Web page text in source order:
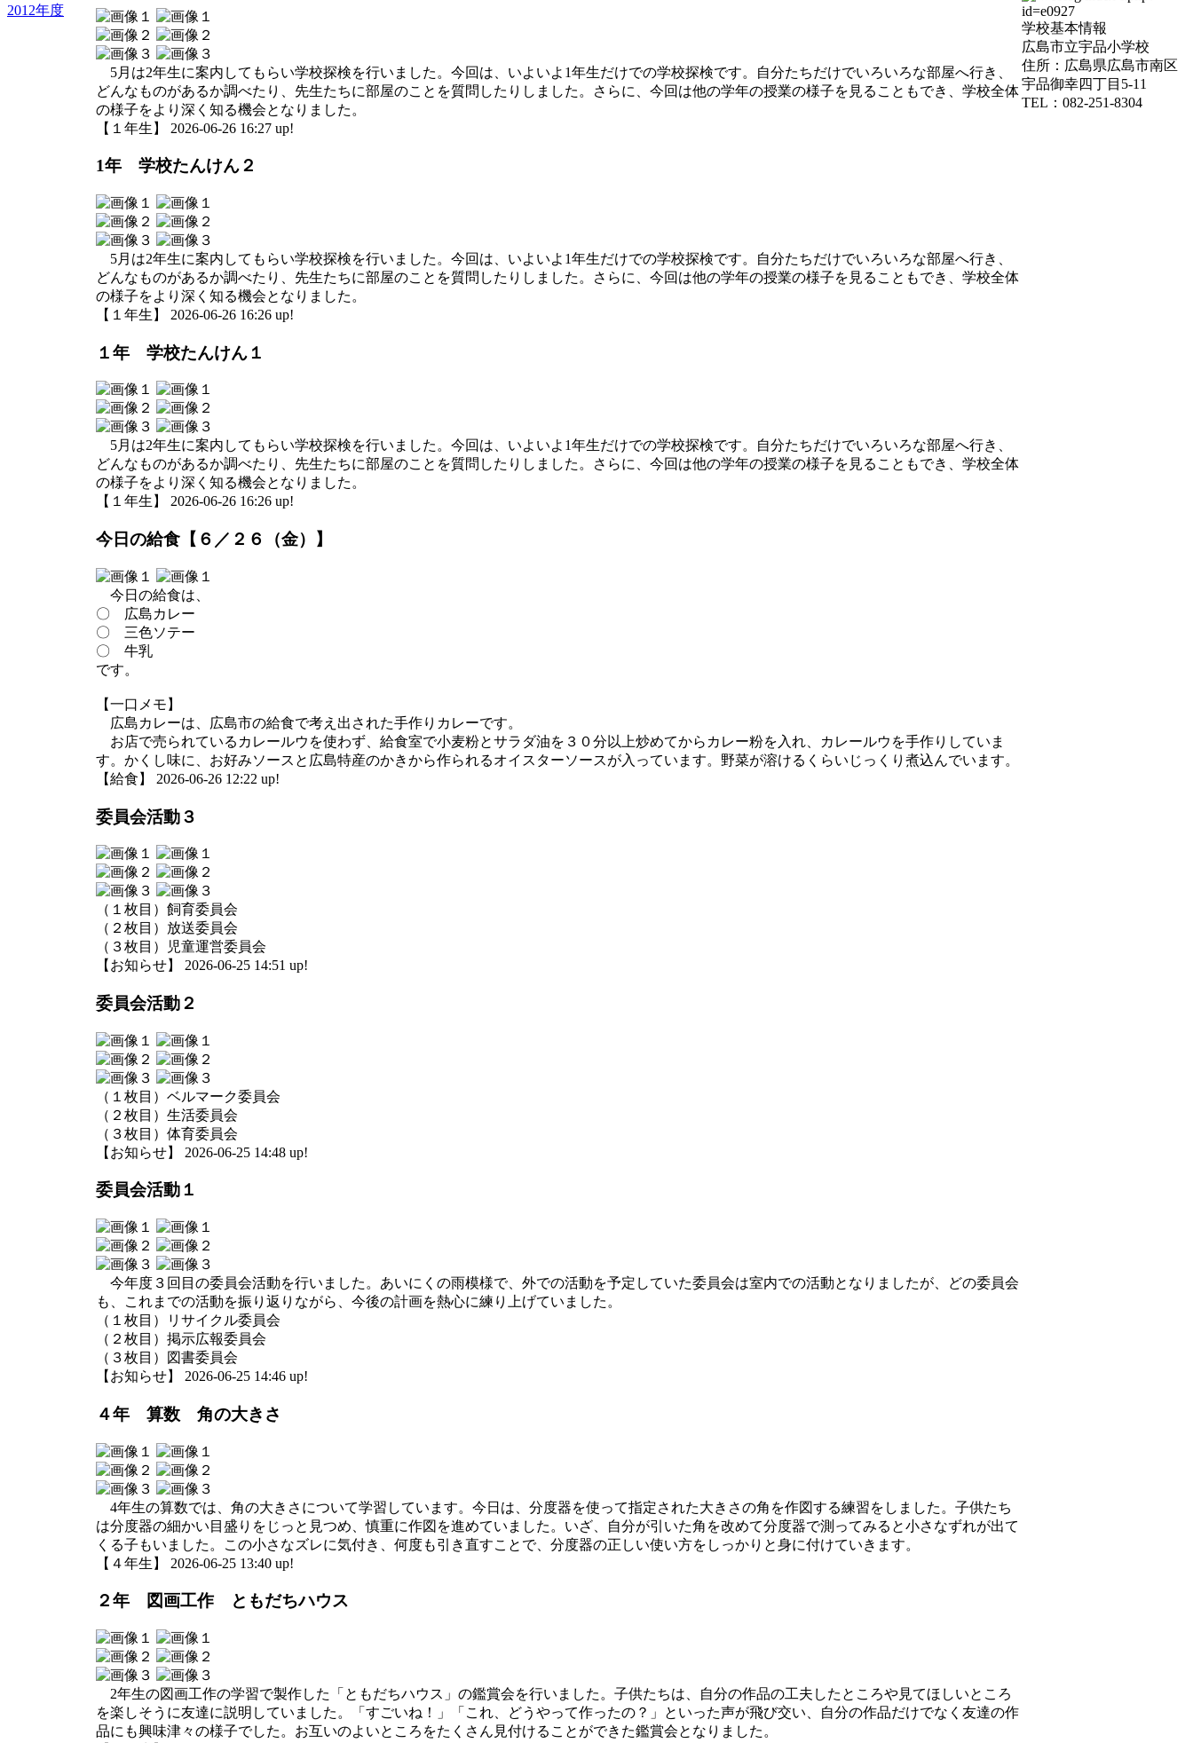
2012年度
5月は2年生に案内してもらい学校探検を行いました。今回は、いよいよ1年生だけでの学校探検です。自分たちだけでいろいろな部屋へ行き、
どんなものがあるか調べたり、先生たちに部屋のことを質問したりしました。さらに、今回は他の学年の授業の様子を見ることもでき、学校全体
の様子をより深く知る機会となりました。
【１年生】 2026-06-26 16:27 up!
1年 学校たんけん２
5月は2年生に案内してもらい学校探検を行いました。今回は、いよいよ1年生だけでの学校探検です。自分たちだけでいろいろな部屋へ行き、
どんなものがあるか調べたり、先生たちに部屋のことを質問したりしました。さらに、今回は他の学年の授業の様子を見ることもでき、学校全体
の様子をより深く知る機会となりました。
【１年生】 2026-06-26 16:26 up!
１年 学校たんけん１
5月は2年生に案内してもらい学校探検を行いました。今回は、いよいよ1年生だけでの学校探検です。自分たちだけでいろいろな部屋へ行き、
どんなものがあるか調べたり、先生たちに部屋のことを質問したりしました。さらに、今回は他の学年の授業の様子を見ることもでき、学校全体
の様子をより深く知る機会となりました。
【１年生】 2026-06-26 16:26 up!
今日の給食【６／２６（金）】
今日の給食は、
〇 広島カレー
〇 三色ソテー
〇 牛乳
です。
【一口メモ】
広島カレーは、広島市の給食で考え出された手作りカレーです。
お店で売られているカレールウを使わず、給食室で小麦粉とサラダ油を３０分以上炒めてからカレー粉を入れ、カレールウを手作りしていま
す。かくし味に、お好みソースと広島特産のかきから作られるオイスターソースが入っています。野菜が溶けるくらいじっくり煮込んでいます。
【給食】 2026-06-26 12:22 up!
委員会活動３
（１枚目）飼育委員会
（２枚目）放送委員会
（３枚目）児童運営委員会
【お知らせ】 2026-06-25 14:51 up!
委員会活動２
（１枚目）ベルマーク委員会
（２枚目）生活委員会
（３枚目）体育委員会
【お知らせ】 2026-06-25 14:48 up!
委員会活動１
今年度３回目の委員会活動を行いました。あいにくの雨模様で、外での活動を予定していた委員会は室内での活動となりましたが、どの委員会
も、これまでの活動を振り返りながら、今後の計画を熱心に練り上げていました。
（１枚目）リサイクル委員会
（２枚目）掲示広報委員会
（３枚目）図書委員会
【お知らせ】 2026-06-25 14:46 up!
４年 算数 角の大きさ
4年生の算数では、角の大きさについて学習しています。今日は、分度器を使って指定された大きさの角を作図する練習をしました。子供たち
は分度器の細かい目盛りをじっと見つめ、慎重に作図を進めていました。いざ、自分が引いた角を改めて分度器で測ってみると小さなずれが出て
くる子もいました。この小さなズレに気付き、何度も引き直すことで、分度器の正しい使い方をしっかりと身に付けていきます。
【４年生】 2026-06-25 13:40 up!
２年 図画工作 ともだちハウス
2年生の図画工作の学習で製作した「ともだちハウス」の鑑賞会を行いました。子供たちは、自分の作品の工夫したところや見てほしいところ
を楽しそうに友達に説明していました。「すごいね！」「これ、どうやって作ったの？」といった声が飛び交い、自分の作品だけでなく友達の作
品にも興味津々の様子でした。お互いのよいところをたくさん見付けることができた鑑賞会となりました。
学校基本情報
広島市立宇品小学校
住所：広島県広島市南区
宇品御幸四丁目5-11
TEL：082-251-8304